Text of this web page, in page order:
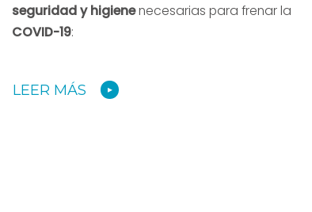
seguridad y higienenecesarias para frenar la
COVID-19:
LEER MÁS